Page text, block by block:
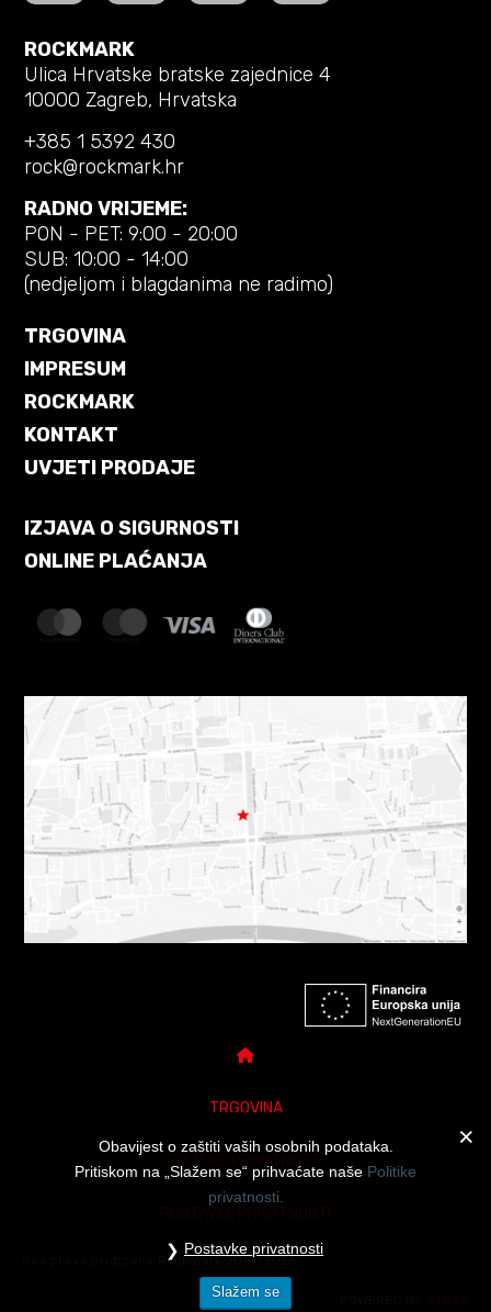
ROCKMARK
Ulica Hrvatske bratske zajednice 4
10000 Zagreb, Hrvatska
+385 1 5392 430
rock@rockmark.hr
RADNO VRIJEME:
PON - PET: 9:00 - 20:00
SUB: 10:00 - 14:00
(nedjeljom i blagdanima ne radimo)
TRGOVINA
IMPRESUM
ROCKMARK
KONTAKT
UVJETI PRODAJE
IZJAVA O SIGURNOSTI
ONLINE PLAĆANJA
TRGOVINA
Sva prava pridržana Rockmark 2010-2026.
Obavijest o zaštiti vaših osobnih podataka.
Pritiskom na „Slažem se“ prihvaćate naše Politike
privatnosti.
Postavke privatnosti
Slažem se